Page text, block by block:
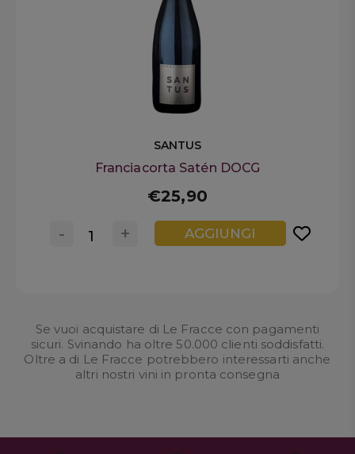
SANTUS
Franciacorta Satén DOCG
€25,90
+
- AGGIUNGI
Se vuoi acquistare di Le Fracce con pagamenti
sicuri. Svinando ha oltre 50.000 clienti soddisfatti.
Oltre a di Le Fracce potrebbero interessarti anche
altri nostri vini in pronta consegna